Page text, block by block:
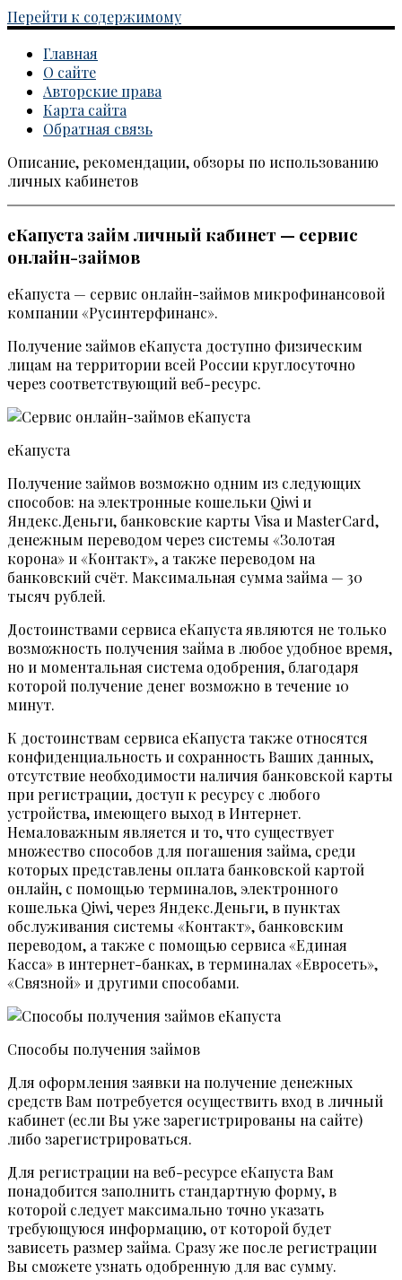
Перейти к содержимому
Главная
О сайте
Авторские права
Карта сайта
Обратная связь
Каталог личных кабинетов
Описание, рекомендации, обзоры по использованию
личных кабинетов
еКапуста займ личный кабинет — сервис
онлайн-займов
еКапуста — сервис онлайн-займов микрофинансовой
компании «Русинтерфинанс».
Получение займов еКапуста доступно физическим
лицам на территории всей России круглосуточно
через соответствующий веб-ресурс.
еКапуста
Получение займов возможно одним из следующих
способов: на электронные кошельки Qiwi и
Яндекс.Деньги, банковские карты Visa и MasterCard,
денежным переводом через системы «Золотая
корона» и «Контакт», а также переводом на
банковский счёт. Максимальная сумма займа — 30
тысяч рублей.
Достоинствами сервиса еКапуста являются не только
возможность получения займа в любое удобное время,
но и моментальная система одобрения, благодаря
которой получение денег возможно в течение 10
минут.
К достоинствам сервиса еКапуста также относятся
конфиденциальность и сохранность Ваших данных,
отсутствие необходимости наличия банковской карты
при регистрации, доступ к ресурсу с любого
устройства, имеющего выход в Интернет.
Немаловажным является и то, что существует
множество способов для погашения займа, среди
которых представлены оплата банковской картой
онлайн, с помощью терминалов, электронного
кошелька Qiwi, через Яндекс.Деньги, в пунктах
обслуживания системы «Контакт», банковским
переводом, а также с помощью сервиса «Единая
Касса» в интернет-банках, в терминалах «Евросеть»,
«Связной» и другими способами.
Способы получения займов
Для оформления заявки на получение денежных
средств Вам потребуется осуществить вход в личный
кабинет (если Вы уже зарегистрированы на сайте)
либо зарегистрироваться.
Для регистрации на веб-ресурсе еКапуста Вам
понадобится заполнить стандартную форму, в
которой следует максимально точно указать
требующуюся информацию, от которой будет
зависеть размер займа. Сразу же после регистрации
Вы сможете узнать одобренную для вас сумму.